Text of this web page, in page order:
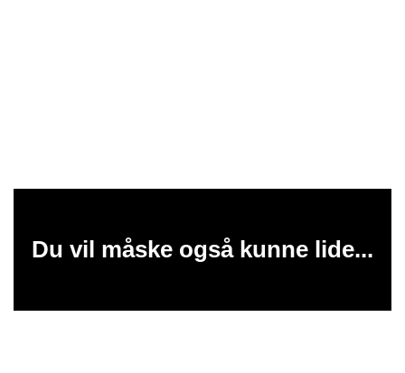
Du vil måske også kunne lide...